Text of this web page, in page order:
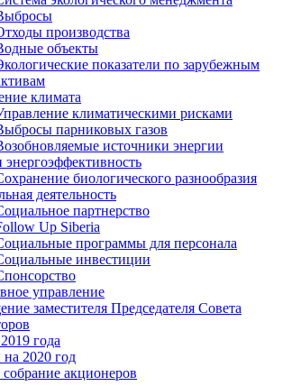
производства
объекты
показатели по зарубежным
климата
климатическими рисками
парниковых газов
источники энергии
энергоэффективность
биологического разнообразия
деятельность
партнерство
Up Siberia
программы для персонала
инвестиции
управление
заместителя Председателя Совета
года
2020 год
акционеров